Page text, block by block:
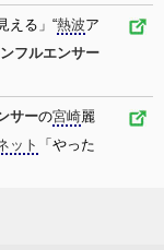
える」“熱波ア
フルエンサー
サーの宮崎麗
ット
「やった